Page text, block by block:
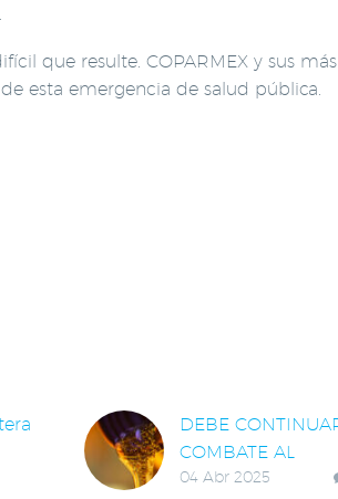
que resulte. COPARMEX y sus
esta emergencia de salud pública.
DEBE
COMBATE AL
TRÁFICO ILEGAL
04 Abr 2025